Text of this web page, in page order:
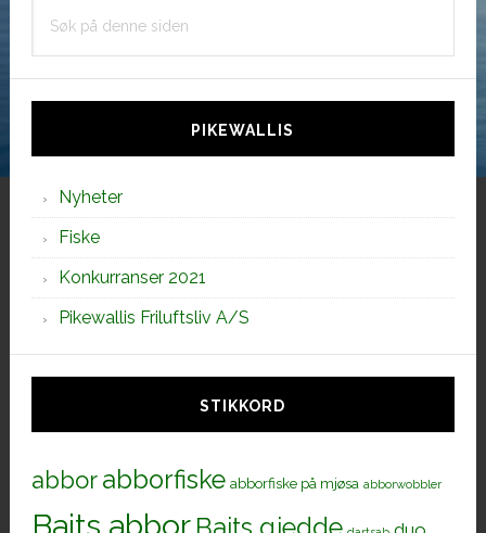
PIKEWALLIS
Nyheter
Fiske
Konkurranser 2021
Pikewallis Friluftsliv A/S
STIKKORD
abborabborfiske abborfiske på mjøsa abborwobbler
Baits abbor